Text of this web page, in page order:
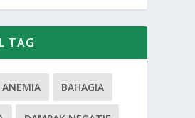
TAG
ANEMIA BAHAGIA